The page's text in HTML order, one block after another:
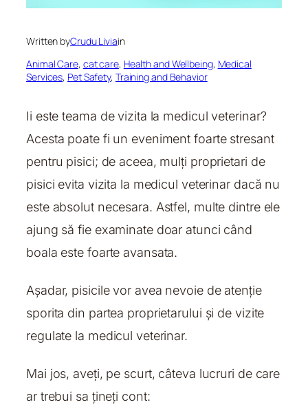
Written byCrudu Liviain
Animal Care, cat care, Health and Wellbeing, Medical
Services, Pet Safety, Training and Behavior
Ii este teama de vizita la medicul veterinar?
Acesta poate fi un eveniment foarte stresant
pentru pisici; de aceea, mulți proprietari de
pisici evita vizita la medicul veterinar dacă nu
este absolut necesara. Astfel, multe dintre ele
ajung să fie examinate doar atunci când
boala este foarte avansata.
Așadar, pisicile vor avea nevoie de atenție
sporita din partea proprietarului și de vizite
regulate la medicul veterinar.
Mai jos, aveți, pe scurt, câteva lucruri de care
ar trebui sa țineți cont: